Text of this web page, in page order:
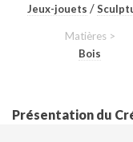
Jeux-jouets /
Matières >
Bois
Présentation du